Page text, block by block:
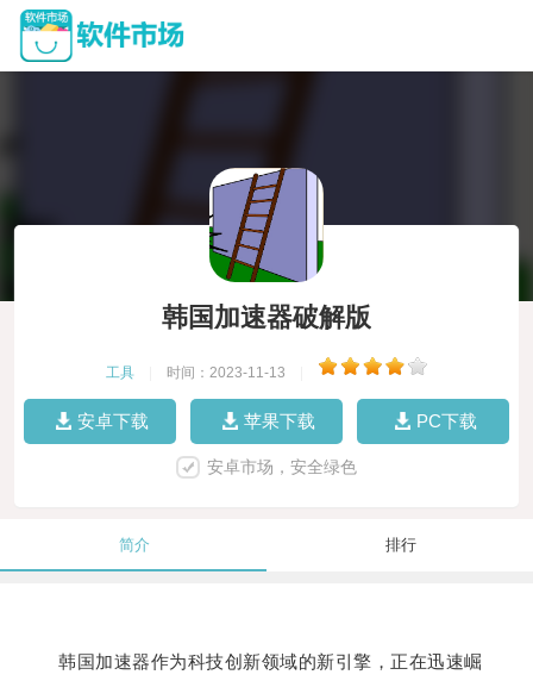
韩国加速器破解版
工具 时间：2023-11-13
安卓下载 苹果下载 PC下载
安卓市场，安全绿色
简介 排行
韩国加速器作为科技创新领域的新引擎，正在迅速崛